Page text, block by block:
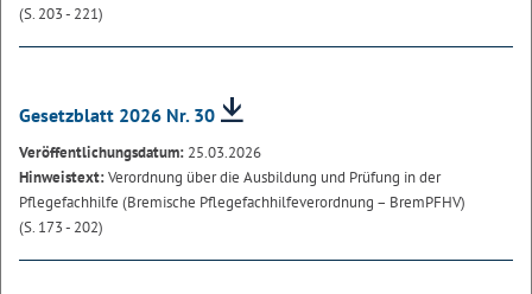
(S. 203 - 221)
Gesetzblatt 2026 Nr. 30
Veröffentlichungsdatum: 25.03.2026
Hinweistext:Verordnung über die Ausbildung und Prüfung in der
Pflegefachhilfe (Bremische Pflegefachhilfeverordnung – BremPFHV)
(S. 173 - 202)